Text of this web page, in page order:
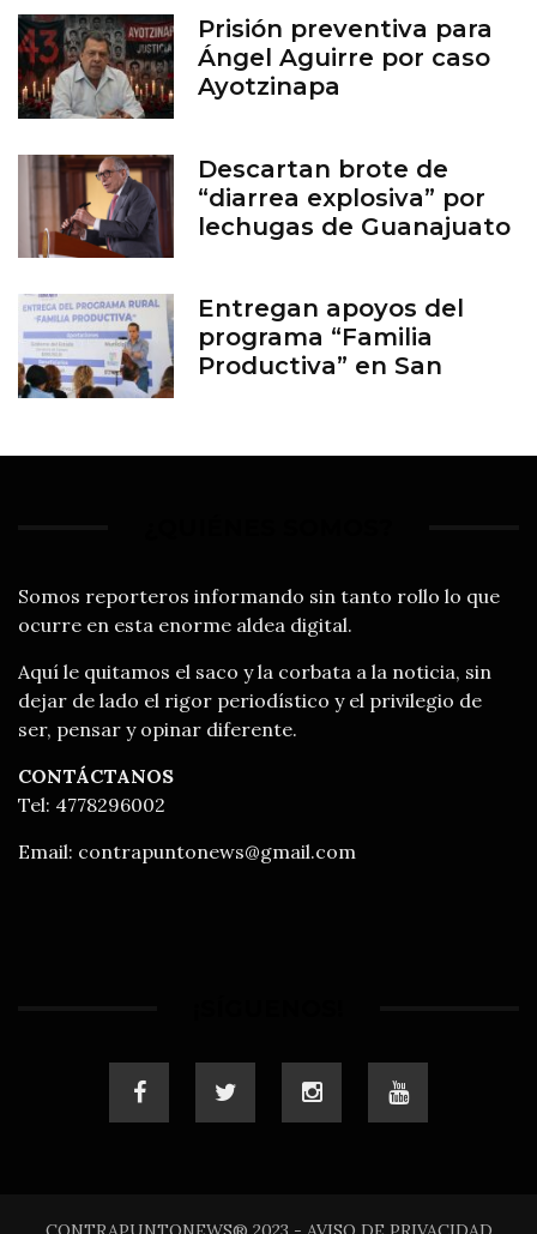
Prisión preventiva para
Ángel Aguirre por caso
Ayotzinapa
Descartan brote de
“diarrea explosiva” por
lechugas de Guanajuato
Entregan apoyos del
programa “Familia
Productiva” en San
Somos reporteros informando sin tanto rollo lo que
ocurre en esta enorme aldea digital.
Aquí le quitamos el saco y la corbata a la noticia, sin
dejar de lado el rigor periodístico y el privilegio de
ser, pensar y opinar diferente.
CONTÁCTANOS
Tel: 4778296002
Email: contrapuntonews@gmail.com